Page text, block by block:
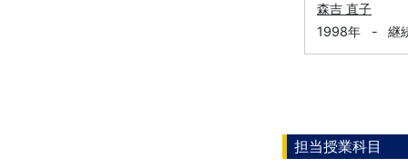
森吉 直子
1998年
- 継
担当授業科目